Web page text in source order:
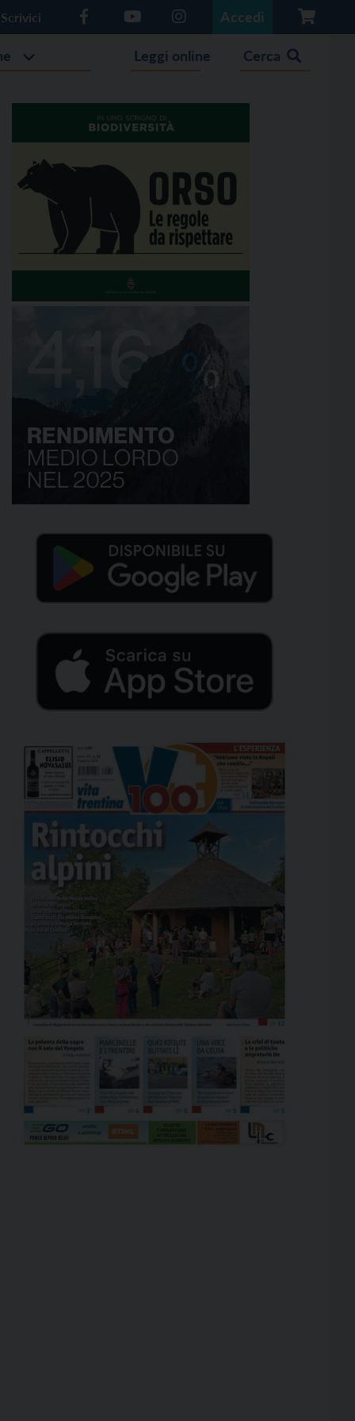
Scrivici Accedi
Leggi online Cerca